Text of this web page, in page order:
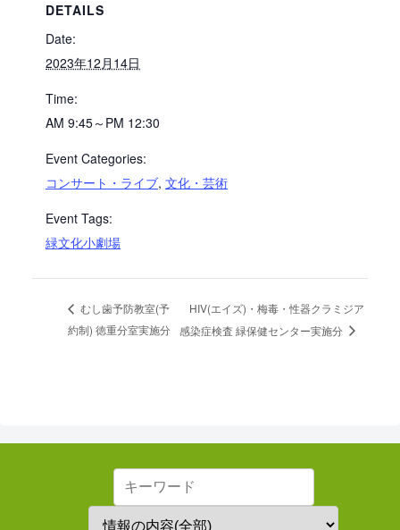
DETAILS
Date:
2023年12月14日
Time:
AM 9:45～PM 12:30
Event Categories:
コンサート・ライブ, 文化・芸術
Event Tags:
緑文化小劇場
むし歯予防教室(予
約制) 徳重分室実施分
HIV(エイズ)・梅毒・性器クラミジア
感染症検査 緑保健センター実施分